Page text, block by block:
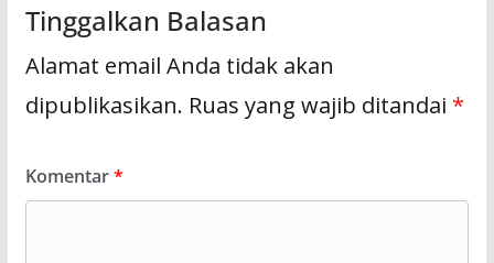
Tinggalkan Balasan
Alamat email Anda tidak akan
dipublikasikan. Ruas yang wajib ditandai *
Komentar*